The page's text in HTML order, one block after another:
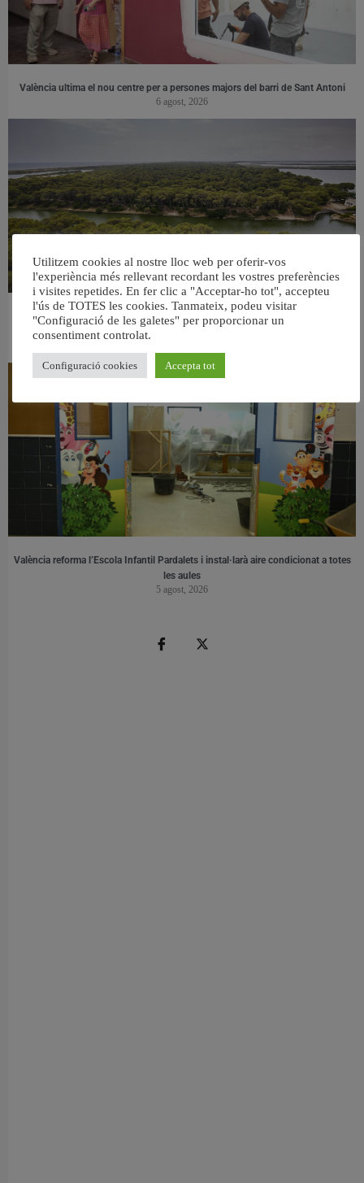
València ultima el nou centre per a persones majors del barri de Sant Antoni
6 agost, 2026
València retira prop de 15.000 litres de residus de la Devesa durant el mes de
València reforma l’Escola Infantil Pardalets i instal·larà aire condicionat a totes
les aules
5 agost, 2026
Utilitzem cookies al nostre lloc web per oferir-vos
l'experiència més rellevant recordant les vostres preferències
i visites repetides. En fer clic a "Acceptar-ho tot", accepteu
l'ús de TOTES les cookies. Tanmateix, podeu visitar
"Configuració de les galetes" per proporcionar un
consentiment controlat.
Configuració cookies Accepta tot